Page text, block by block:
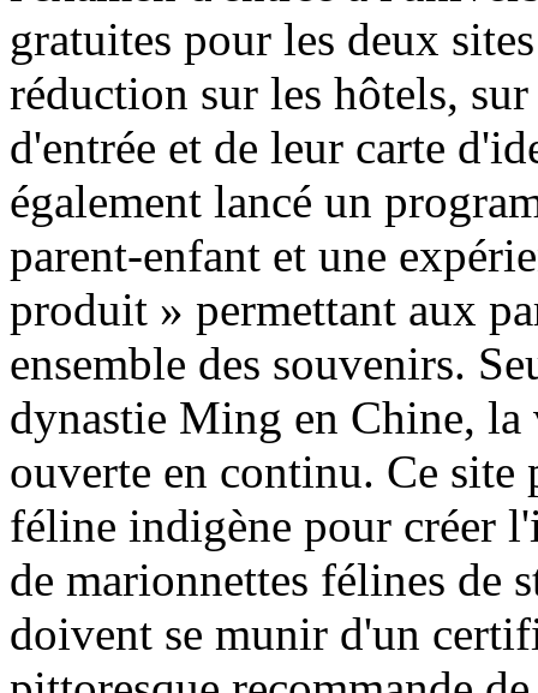
gratuites pour les deux
réduction sur les hôtels,
d'entrée et de leur carte
également lancé un
parent-enfant et une
produit » permettant aux
ensemble des souvenirs.
dynastie Ming en Chine, la
ouverte en continu. Ce
féline indigène pour créer
de marionnettes félines de
doivent se munir d'un